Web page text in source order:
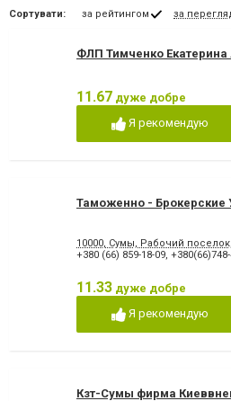
Сортувати: за рейтингом за
ФЛП Тимченко Екатерина
11.67 дуже добре
Я рекомендую
Таможенно - Брокерские
10000, Сумы, Рабочий
+380 (66) 859-18-09,
11.33 дуже добре
Я рекомендую
Кзт-Сумы фирма